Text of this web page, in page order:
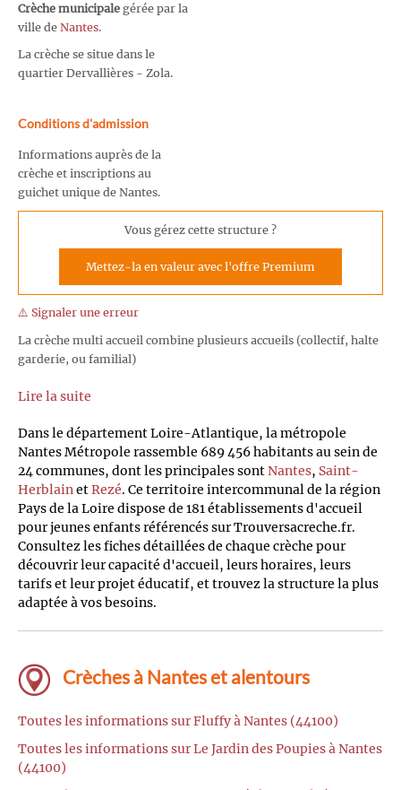
Crèche municipale gérée par la
ville de Nantes.
La crèche se situe dans le
quartier Dervallières - Zola.
Conditions d'admission
Informations auprès de la
crèche et inscriptions au
guichet unique de Nantes.
Vous gérez cette structure ?
Mettez-la en valeur avec l'offre Premium
⚠️ Signaler une erreur
La crèche multi accueil combine plusieurs accueils (collectif, halte
garderie, ou familial)
Lire la suite
Dans le département Loire-Atlantique, la métropole
Nantes Métropole rassemble 689 456 habitants au sein de
24 communes, dont les principales sontNantes, Saint-
HerblainetRezé. Ce territoire intercommunal de la région
Pays de la Loire dispose de 181 établissements d'accueil
pour jeunes enfants référencés sur Trouversacreche.fr.
Consultez les fiches détaillées de chaque crèche pour
découvrir leur capacité d'accueil, leurs horaires, leurs
tarifs et leur projet éducatif, et trouvez la structure la plus
adaptée à vos besoins.
Crèches à Nantes et alentours
Toutes les informations sur Fluffy à Nantes (44100)
Toutes les informations sur Le Jardin des Poupies à Nantes
(44100)